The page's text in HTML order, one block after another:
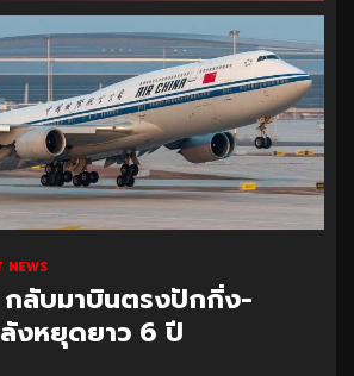
NEWS
กลับมาบินตรงปักกิ่ง-
งหยุดยาว 6 ปี